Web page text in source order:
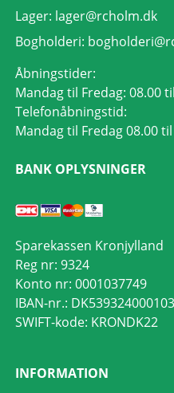
Lager: lager@rcholm.dk
Bogholderi:
Åbningstider:
Mandag til Fredag: 08.00
Telefonåbningstid:
Mandag til Fredag 08.00
BANK OPLYSNINGER
Sparekassen Kronjylland
Reg nr: 9324
Konto nr: 0001037749
IBAN-nr.:
SWIFT-kode: KRONDK22
INFORMATION